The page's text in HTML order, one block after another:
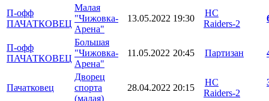
П-офф
ПАЧАТКОВЕЦ
Малая
"Чижовка-
Арена"
13.05.2022 19:30
HC
Raiders-2
П-офф
ПАЧАТКОВЕЦ
Большая
"Чижовка-
Арена"
11.05.2022 20:45 Партизан
Пачатковец
Дворец
спорта
(малая)
28.04.2022 20:15
HC
Raiders-2